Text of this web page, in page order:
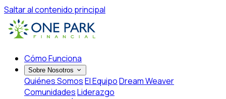
Saltar al contenido principal
Cómo Funciona
Sobre Nosotros
Quiénes SomosEl EquipoDream Weaver
ComunidadesLiderazgo